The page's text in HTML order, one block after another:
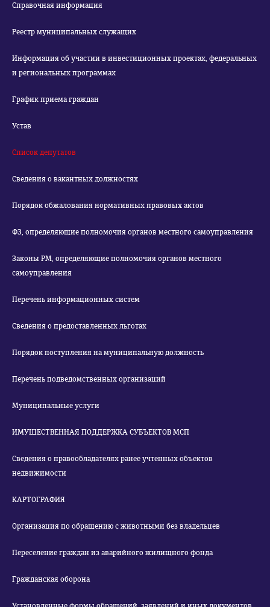
Справочная информация
Реестр муниципальных служащих
Информация об участии в инвестиционных проектах, федеральных
и региональных программах
График приема граждан
Устав
Список депутатов
Сведения о вакантных должностях
Порядок обжалования нормативных правовых актов
ФЗ, определяющие полномочия органов местного самоуправления
Законы РМ, определяющие полномочия органов местного
самоуправления
Перечень информационных систем
Сведения о предоставленных льготах
Порядок поступления на муниципальную должность
Перечень подведомственных организаций
Муниципальные услуги
ИМУЩЕСТВЕННАЯ ПОДДЕРЖКА СУБЪЕКТОВ МСП
Сведения о правообладателях ранее учтенных объектов
недвижимости
КАРТОГРАФИЯ
Организация по обращению с животными без владельцев
Переселение граждан из аварийного жилищного фонда
Гражданская оборона